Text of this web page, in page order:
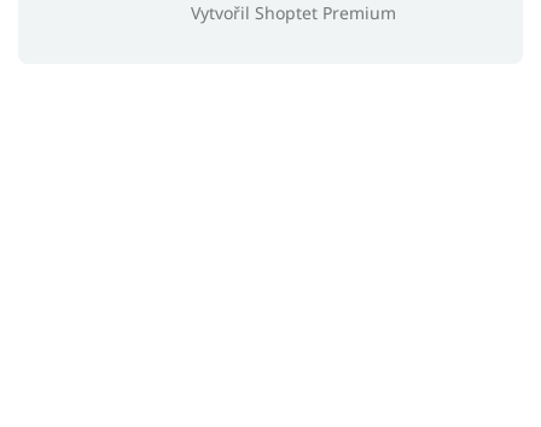
Vytvořil Shoptet Premium